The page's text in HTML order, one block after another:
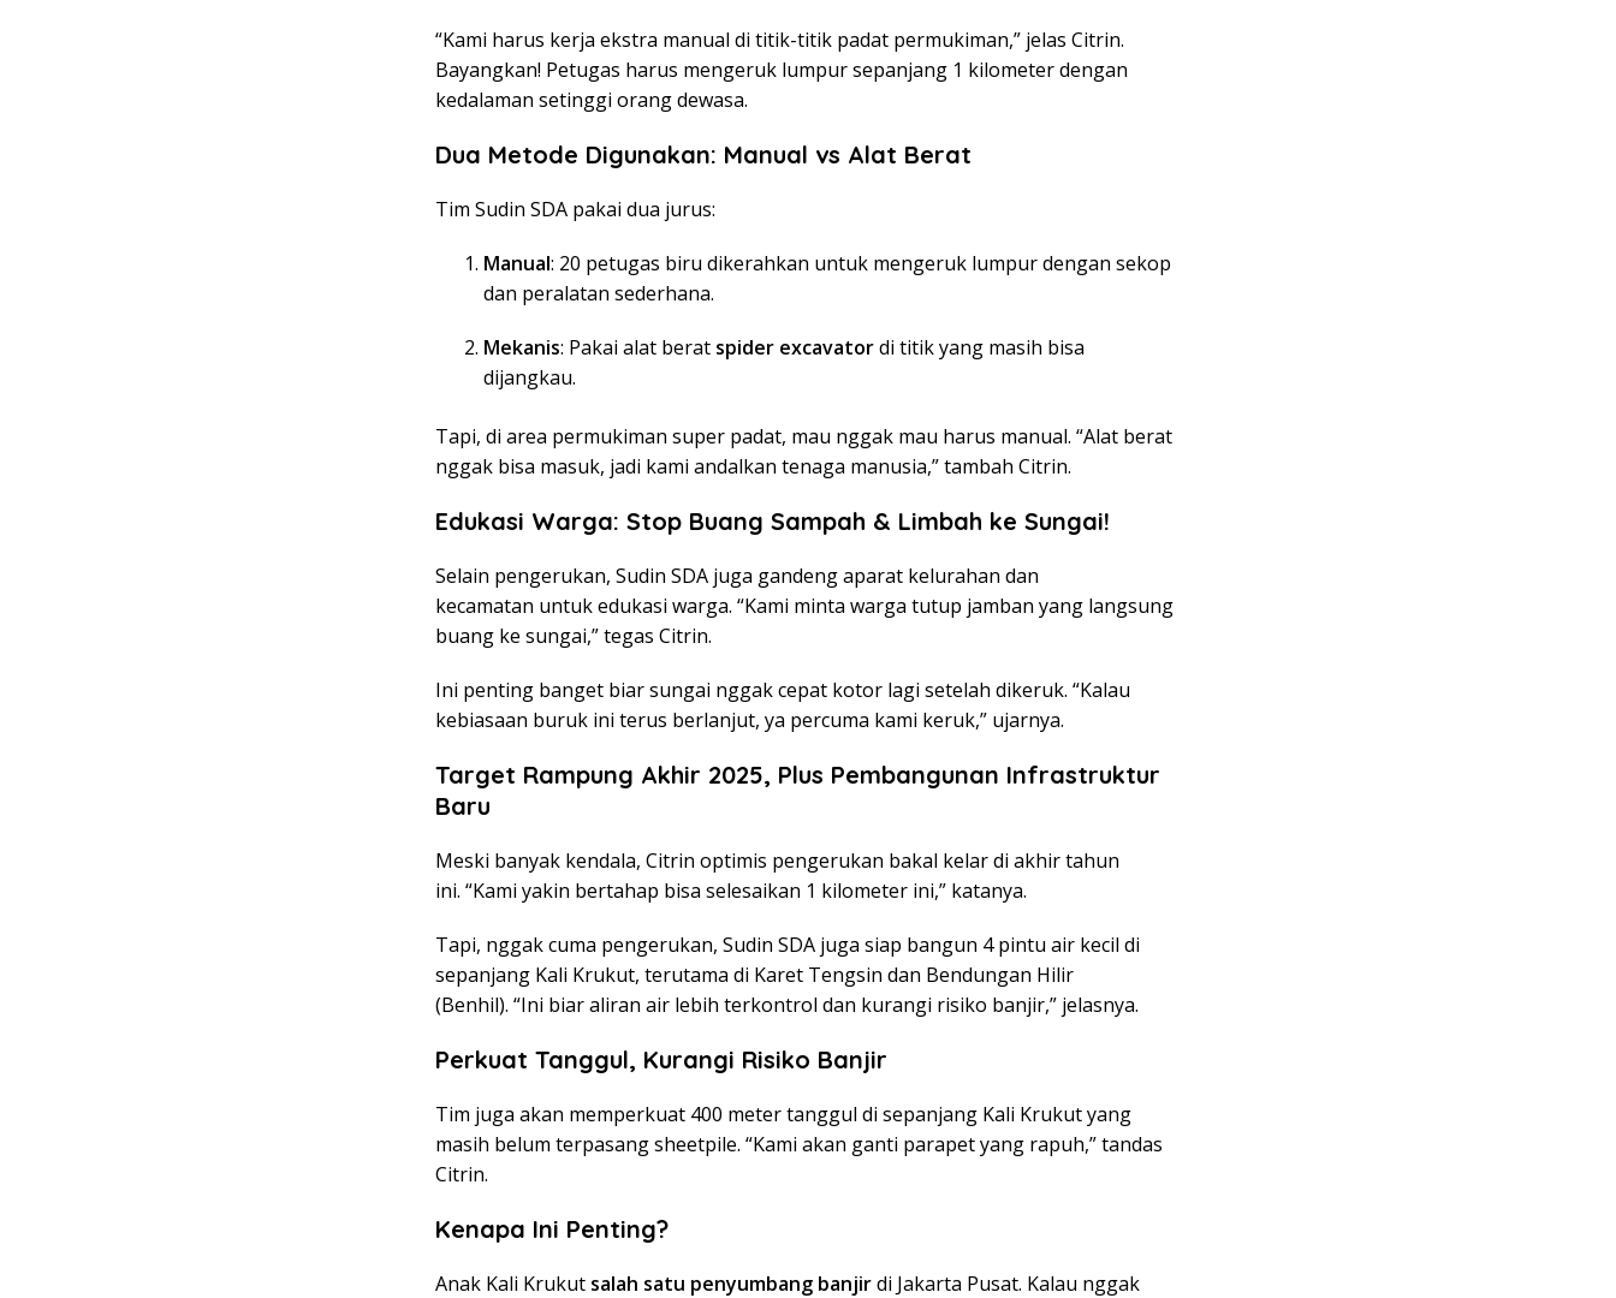
“Kami harus kerja ekstra manual di titik-titik padat permukiman,” jelas Citrin.
Bayangkan! Petugas harus mengeruk lumpur sepanjang 1 kilometer dengan
kedalaman setinggi orang dewasa.
Dua Metode Digunakan: Manual vs Alat Berat
Tim Sudin SDA pakai dua jurus:
Manual: 20 petugas biru dikerahkan untuk mengeruk lumpur dengan sekop
dan peralatan sederhana.
Mekanis: Pakai alat berat spider excavatordi titik yang masih bisa
dijangkau.
Tapi, di area permukiman super padat, mau nggak mau harus manual. “Alat berat
nggak bisa masuk, jadi kami andalkan tenaga manusia,” tambah Citrin.
Edukasi Warga: Stop Buang Sampah & Limbah ke Sungai!
Selain pengerukan, Sudin SDA juga gandeng aparat kelurahan dan
kecamatan untuk edukasi warga. “Kami minta warga tutup jamban yang langsung
buang ke sungai,” tegas Citrin.
Ini penting banget biar sungai nggak cepat kotor lagi setelah dikeruk. “Kalau
kebiasaan buruk ini terus berlanjut, ya percuma kami keruk,” ujarnya.
Target Rampung Akhir 2025, Plus Pembangunan Infrastruktur
Baru
Meski banyak kendala, Citrin optimis pengerukan bakal kelar di akhir tahun
ini. “Kami yakin bertahap bisa selesaikan 1 kilometer ini,” katanya.
Tapi, nggak cuma pengerukan, Sudin SDA juga siap bangun 4 pintu air kecil di
sepanjang Kali Krukut, terutama di Karet Tengsin dan Bendungan Hilir
(Benhil). “Ini biar aliran air lebih terkontrol dan kurangi risiko banjir,” jelasnya.
Perkuat Tanggul, Kurangi Risiko Banjir
Tim juga akan memperkuat 400 meter tanggul di sepanjang Kali Krukut yang
masih belum terpasang sheetpile. “Kami akan ganti parapet yang rapuh,” tandas
Citrin.
Kenapa Ini Penting?
Anak Kali Krukut salah satu penyumbang banjirdi Jakarta Pusat. Kalau nggak